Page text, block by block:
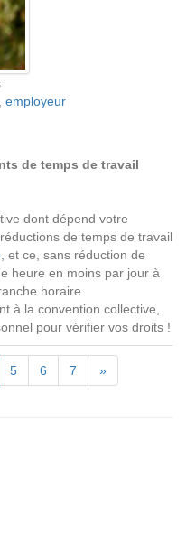
employeur
de temps de travail
dont dépend votre
de temps de travail
, et ce, sans réduction de
heure en moins par jour à
horaire.
à la convention collective,
pour vérifier vos droits !
5 6 7 »